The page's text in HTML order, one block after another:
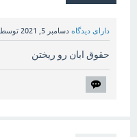
دارای دیدگاه دسامبر 5, 2021 توسط
حقوق ابان رو ریختن